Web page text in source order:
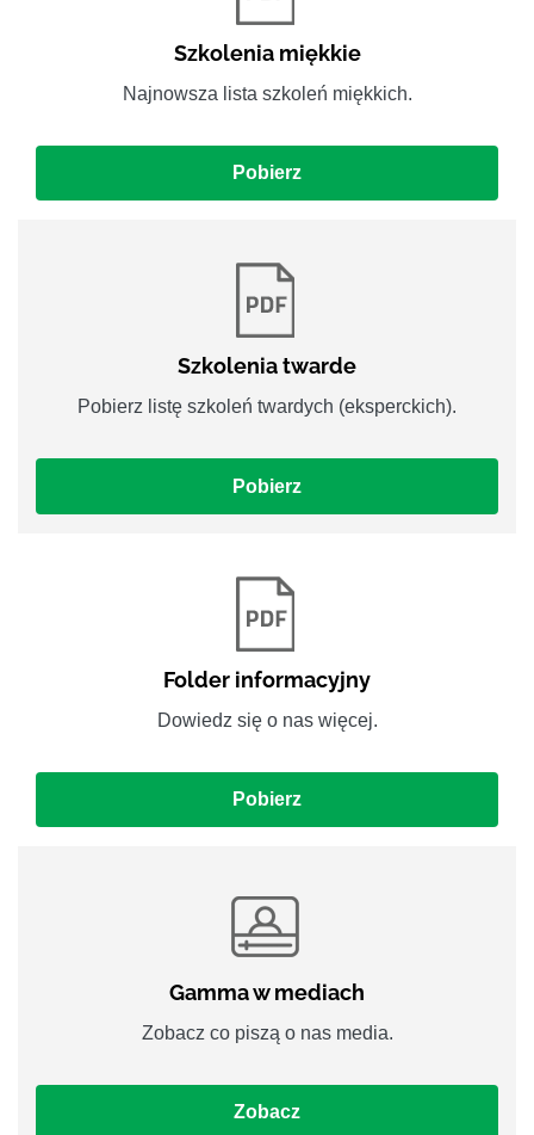
Szkolenia miękkie
Najnowsza lista szkoleń miękkich.
Pobierz
Szkolenia twarde
Pobierz listę szkoleń twardych (eksperckich).
Pobierz
Folder informacyjny
Dowiedz się o nas więcej.
Pobierz
Gamma w mediach
Zobacz co piszą o nas media.
Zobacz